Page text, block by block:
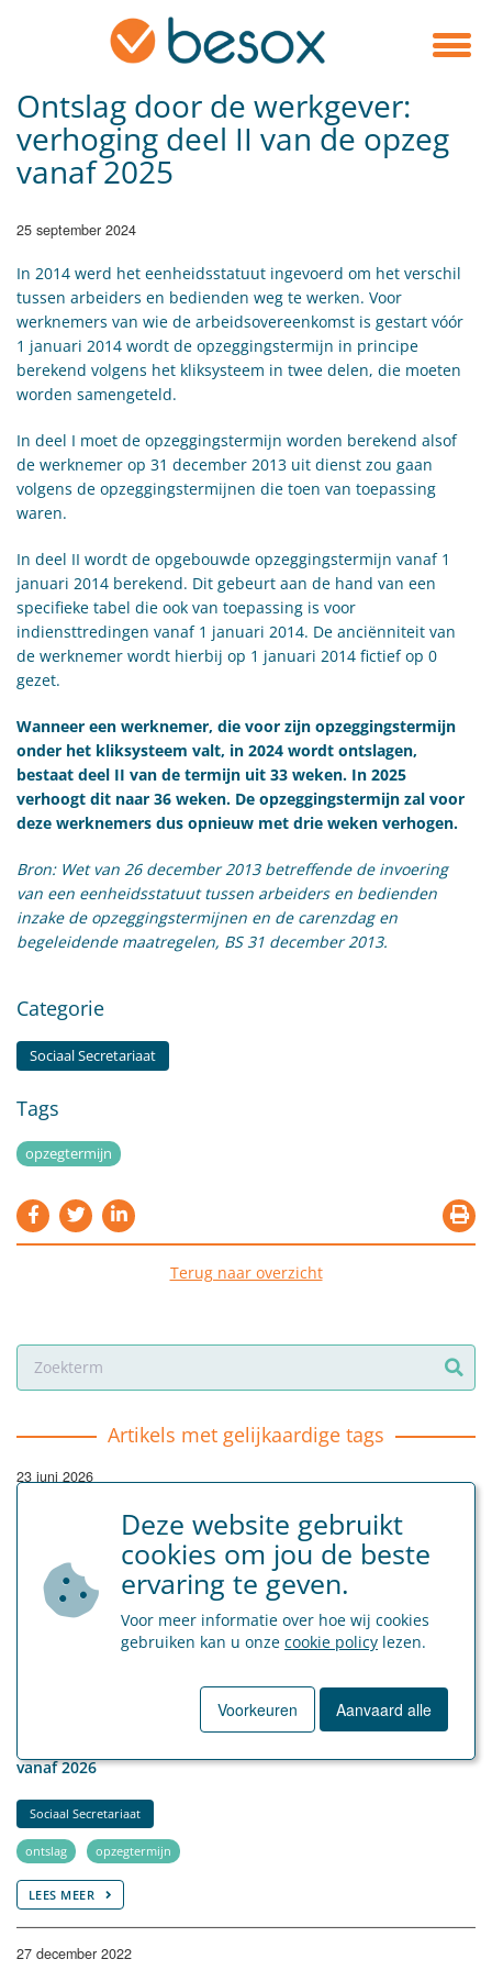
Ontslag door de werkgever:
verhoging deel II van de opzeg
vanaf 2025
25 september 2024
In 2014 werd het eenheidsstatuut ingevoerd om het verschil
tussen arbeiders en bedienden weg te werken. Voor
werknemers van wie de arbeidsovereenkomst is gestart vóór
1 januari 2014 wordt de opzeggingstermijn in principe
berekend volgens het kliksysteem in twee delen, die moeten
worden samengeteld.
In deel I moet de opzeggingstermijn worden berekend alsof
de werknemer op 31 december 2013 uit dienst zou gaan
volgens de opzeggingstermijnen die toen van toepassing
waren.
In deel II wordt de opgebouwde opzeggingstermijn vanaf 1
januari 2014 berekend. Dit gebeurt aan de hand van een
specifieke tabel die ook van toepassing is voor
indiensttredingen vanaf 1 januari 2014. De anciënniteit van
de werknemer wordt hierbij op 1 januari 2014 fictief op 0
gezet.
Wanneer een werknemer, die voor zijn opzeggingstermijn
onder het kliksysteem valt, in 2024 wordt ontslagen,
bestaat deel II van de termijn uit 33 weken. In 2025
verhoogt dit naar 36 weken. De opzeggingstermijn zal voor
deze werknemers dus opnieuw met drie weken verhogen.
Bron: Wet van 26 december 2013 betreffende de invoering
van een eenheidsstatuut tussen arbeiders en bedienden
inzake de opzeggingstermijnen en de carenzdag en
begeleidende maatregelen, BS 31 december 2013.
Categorie
Sociaal Secretariaat
Tags
opzegtermijn
Terug naar overzicht
Artikels met gelijkaardige tags
23 juni 2026
voor nieuwe arbeidsovereenkomsten vanaf 1 augustus 2026
Sociaal Secretariaat
opzegtermijn
vanaf 2026
Sociaal Secretariaat
ontslag opzegtermijn
LEES MEER
27 december 2022
Deze website gebruikt
cookies om jou de beste
ervaring te geven.
Voor meer informatie over hoe wij cookies
gebruiken kan u onze cookie policy lezen.
Voorkeuren Aanvaard alle